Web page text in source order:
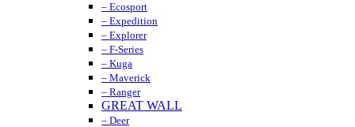
– Ecosport
– Expedition
– Explorer
– F-Series
– Kuga
– Maverick
– Ranger
GREAT WALL
– Deer